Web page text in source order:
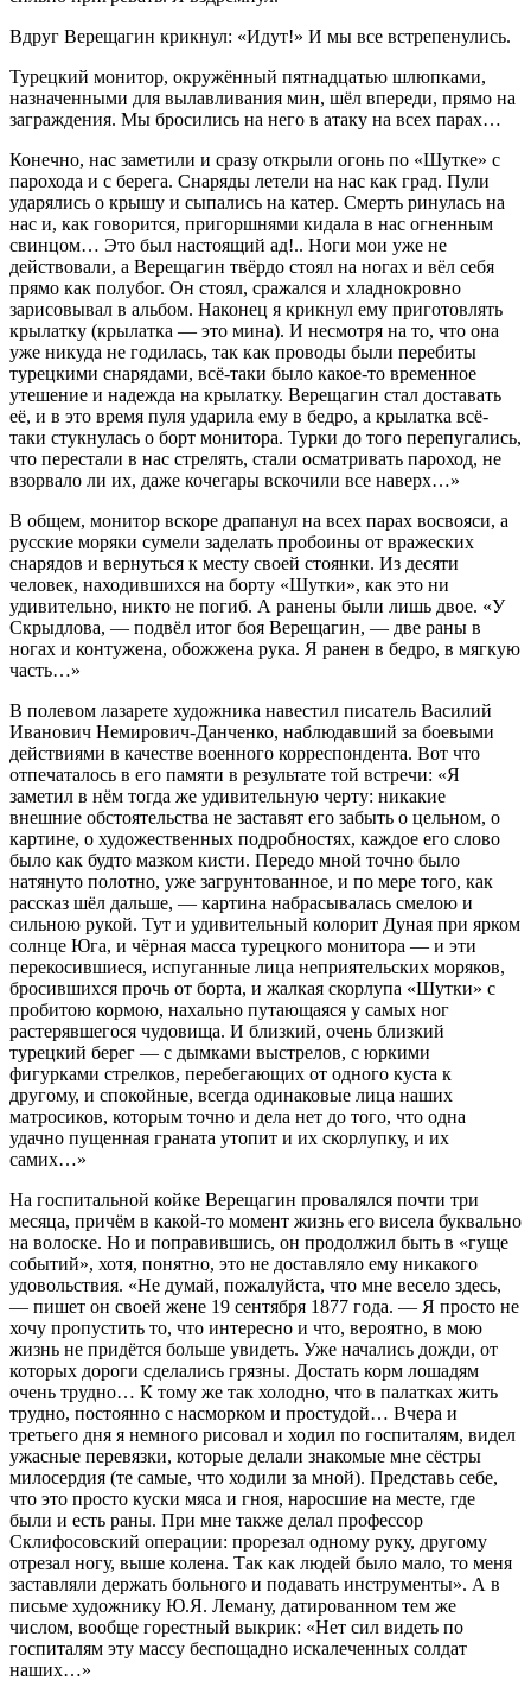
Вдруг Верещагин крикнул: «Идут!» И мы все встрепенулись.
Турецкий монитор, окружённый пятнадцатью шлюпками,
назначенными для вылавливания мин, шёл впереди, прямо на
заграждения. Мы бросились на него в атаку на всех парах…
Конечно, нас заметили и сразу открыли огонь по «Шутке» с
парохода и с берега. Снаряды летели на нас как град. Пули
ударялись о крышу и сыпались на катер. Смерть ринулась на
нас и, как говорится, пригоршнями кидала в нас огненным
свинцом… Это был настоящий ад!.. Ноги мои уже не
действовали, а Верещагин твёрдо стоял на ногах и вёл себя
прямо как полубог. Он стоял, сражался и хладнокровно
зарисовывал в альбом. Наконец я крикнул ему приготовлять
крылатку (крылатка — это мина). И несмотря на то, что она
уже никуда не годилась, так как проводы были перебиты
турецкими снарядами, всё-таки было какое-то временное
утешение и надежда на крылатку. Верещагин стал доставать
её, и в это время пуля ударила ему в бедро, а крылатка всё-
таки стукнулась о борт монитора. Турки до того перепугались,
что перестали в нас стрелять, стали осматривать пароход, не
взорвало ли их, даже кочегары вскочили все наверх…»
В общем, монитор вскоре драпанул на всех парах восвояси, а
русские моряки сумели заделать пробоины от вражеских
снарядов и вернуться к месту своей стоянки. Из десяти
человек, находившихся на борту «Шутки», как это ни
удивительно, никто не погиб. А ранены были лишь двое. «У
Скрыдлова, — подвёл итог боя Верещагин, — две раны в
ногах и контужена, обожжена рука. Я ранен в бедро, в мягкую
часть…»
В полевом лазарете художника навестил писатель Василий
Иванович Немирович-Данченко, наблюдавший за боевыми
действиями в качестве военного корреспондента. Вот что
отпечаталось в его памяти в результате той встречи: «Я
заметил в нём тогда же удивительную черту: никакие
внешние обстоятельства не заставят его забыть о цельном, о
картине, о художественных подробностях, каждое его слово
было как будто мазком кисти. Передо мной точно было
натянуто полотно, уже загрунтованное, и по мере того, как
рассказ шёл дальше, — картина набрасывалась смелою и
сильною рукой. Тут и удивительный колорит Дуная при ярком
солнце Юга, и чёрная масса турецкого монитора — и эти
перекосившиеся, испуганные лица неприятельских моряков,
бросившихся прочь от борта, и жалкая скорлупа «Шутки» с
пробитою кормою, нахально путающаяся у самых ног
растерявшегося чудовища. И близкий, очень близкий
турецкий берег — с дымками выстрелов, с юркими
фигурками стрелков, перебегающих от одного куста к
другому, и спокойные, всегда одинаковые лица наших
матросиков, которым точно и дела нет до того, что одна
удачно пущенная граната утопит и их скорлупку, и их
самих…»
На госпитальной койке Верещагин провалялся почти три
месяца, причём в какой-то момент жизнь его висела буквально
на волоске. Но и поправившись, он продолжил быть в «гуще
событий», хотя, понятно, это не доставляло ему никакого
удовольствия. «Не думай, пожалуйста, что мне весело здесь,
— пишет он своей жене 19 сентября 1877 года. — Я просто не
хочу пропустить то, что интересно и что, вероятно, в мою
жизнь не придётся больше увидеть. Уже начались дожди, от
которых дороги сделались грязны. Достать корм лошадям
очень трудно… К тому же так холодно, что в палатках жить
трудно, постоянно с насморком и простудой… Вчера и
третьего дня я немного рисовал и ходил по госпиталям, видел
ужасные перевязки, которые делали знакомые мне сёстры
милосердия (те самые, что ходили за мной). Представь себе,
что это просто куски мяса и гноя, наросшие на месте, где
были и есть раны. При мне также делал профессор
Склифосовский операции: прорезал одному руку, другому
отрезал ногу, выше колена. Так как людей было мало, то меня
заставляли держать больного и подавать инструменты». А в
письме художнику Ю.Я. Леману, датированном тем же
числом, вообще горестный выкрик: «Нет сил видеть по
госпиталям эту массу беспощадно искалеченных солдат
наших…»